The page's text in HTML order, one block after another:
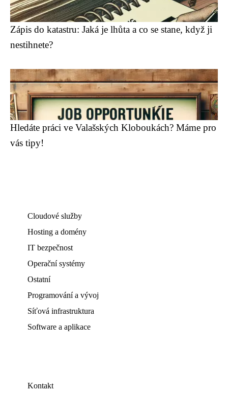
Zápis do katastru: Jaká je lhůta a co se stane, když ji
nestihnete?
Hledáte práci ve Valašských Kloboukách? Máme pro
vás tipy!
Cloudové služby
Hosting a domény
IT bezpečnost
Operační systémy
Ostatní
Programování a vývoj
Síťová infrastruktura
Software a aplikace
Kontakt